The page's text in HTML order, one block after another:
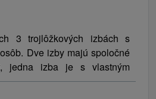
altánku s vonkajším krbom.
WiFi pripojenie na
tri autá zabezpečené vo
od Kartuziánsko-
3 trojlôžkových izbách s
Dve izby majú spoločné
jedna izba je s vlastným
(sprcha, WC). K dispozícii